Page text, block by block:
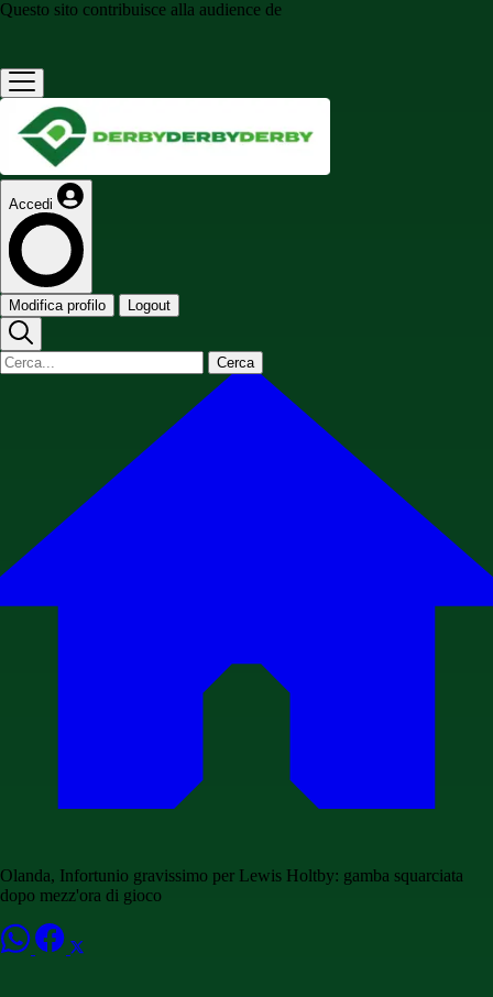
Questo sito contribuisce alla audience de
Accedi
Modifica profilo Logout
Cerca
Olanda, Infortunio gravissimo per Lewis Holtby: gamba squarciata
dopo mezz'ora di gioco